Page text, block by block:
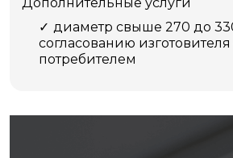
диаметр свыше 270 до
согласованию изготовителя
потребителем